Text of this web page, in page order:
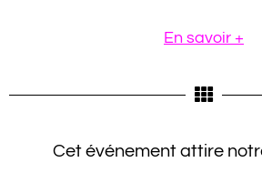
En savoir +
Cet événement attire